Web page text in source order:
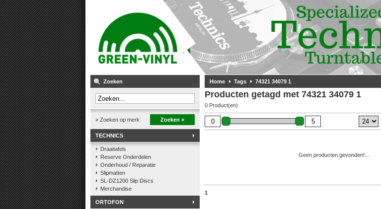
Zoeken
» Zoeken op merk Zoeken »
TECHNICS
Draaitafels
Reserve Onderdelen
Onderhoud / Reparatie
Slipmatten
SL-DZ1200 Slip Discs
Merchandise
ORTOFON
Home Tags 74321 34079 1
Producten getagd met 74321 34079 1
0 Product(en)
Geen producten gevonden!...
1